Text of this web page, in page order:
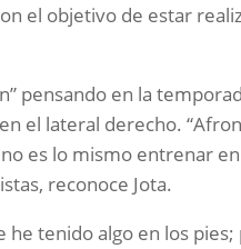
el objetivo de estar
pensando en la
el lateral derecho.
es lo mismo entrenar
reconoce Jota.
tenido algo en los